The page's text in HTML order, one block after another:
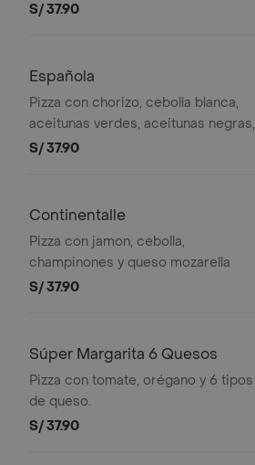
S/ 37.90
Española
Pizza con chorizo, cebolla blanca,
aceitunas verdes, aceitunas negras,
champinones, queso mozzarella y
S/ 37.90
Continentalle
Pizza con jamon, cebolla,
champinones y queso mozarella
S/ 37.90
Súper Margarita 6 Quesos
Pizza con tomate, orégano y 6 tipos
de queso.
S/ 37.90